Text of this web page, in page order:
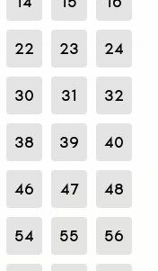
22 23 24
30 31 32
38 39 40
46 47 48
54 55 56